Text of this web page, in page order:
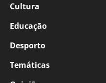
Cultura
Educação
Desporto
Temáticas